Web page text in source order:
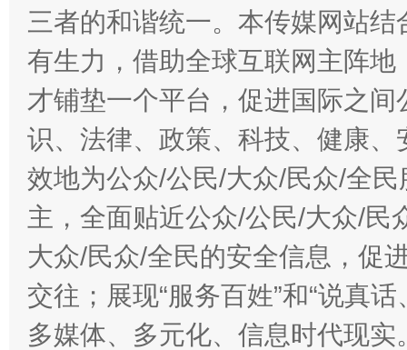
三者的和谐统一。本传媒网站
有生力，借助全球互联网主阵
才铺垫一个平台，促进国际之
识、法律、政策、科技、健康
效地为公众/公民/大众/民众/全
主，全面贴近公众/公民/大众/民
大众/民众/全民的安全信息，促
交往；展现“服务百姓”和“说真
多媒体、多元化、信息时代现实